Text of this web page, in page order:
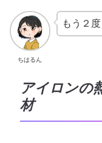
ちはるん
もう２
アイロンの
材